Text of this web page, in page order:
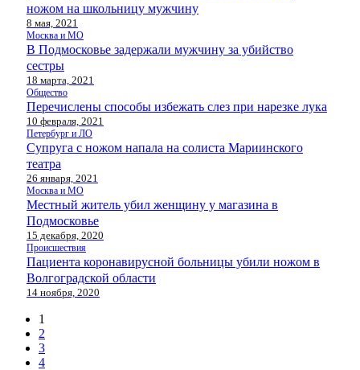
ножом на школьницу мужчину
8 мая, 2021
Москва и МО
В Подмосковье задержали мужчину за убийство
сестры
18 марта, 2021
Общество
Перечислены способы избежать слез при нарезке лука
10 февраля, 2021
Петербург и ЛО
Супруга с ножом напала на солиста Мариинского
театра
26 января, 2021
Москва и МО
Местный житель убил женщину у магазина в
Подмосковье
15 декабря, 2020
Происшествия
Пациента коронавирусной больницы убили ножом в
Волгоградской области
14 ноября, 2020
1
2
3
4